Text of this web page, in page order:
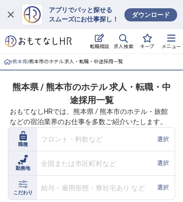
アプリでパッと探せる
スムーズにお仕事探し！
ダウンロード
転職相談 求人検索 キープ メニュー
ログイン
求人・施設を探す
就職・転職 合同説明会
おもてなしHRについて
ご利用の流れ
よくある質問
ホテル・宿泊業界情報コラム
熊本県 熊本市のホテル 求人・転職・中途採用一覧
熊本県 / 熊本市のホテル 求人・転職・中
途採用一覧
おもてなしHRでは、熊本県 / 熊本市のホテル・旅館
などの宿泊業界のお仕事を多数ご紹介いたします。
職種
フロント・料飲など 選択
勤務地
全国または市区町村など 選択
こだわり
給与・雇用形態・寮社宅あり など 選択